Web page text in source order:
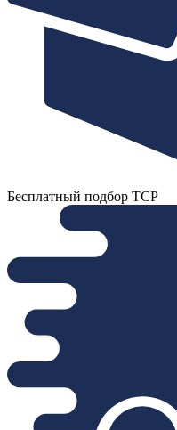
Бесплатный подбор ТСР